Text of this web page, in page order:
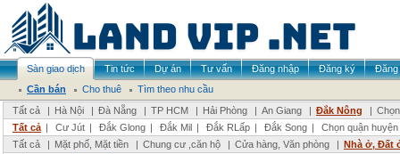
Sàn giao dịch Tin tức Dự án Tư vấn Đăng nhập Đăng ký
Đăng
Cần bán
Cho thuê
Tìm theo nhu cầu
Tất cả
| Hà Nội | Đà Nẵng | TP HCM | Hải Phòng | An Giang | Đắk Nông |
Tất cả | Cư Jút | Đắk Glong | Đắk Mil | Đắk RLấp | Đắk Song |
Chọn quận
Tất cả
| Mặt phố, Mặt tiền | Chung cư ,căn hộ | Cửa hàng, Văn phòng | Nhà ở, Đất